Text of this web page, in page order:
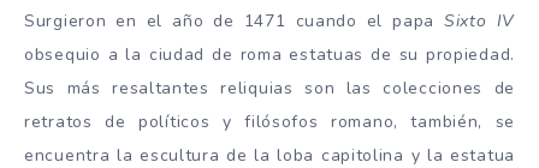
Surgieron en el año de 1471 cuando el papaSixto IV
obsequio a la ciudad de roma estatuas de su propiedad.
Sus más resaltantes reliquias son las colecciones de
retratos de políticos y filósofos romano, también, se
encuentra la escultura de la loba capitolina y la estatua